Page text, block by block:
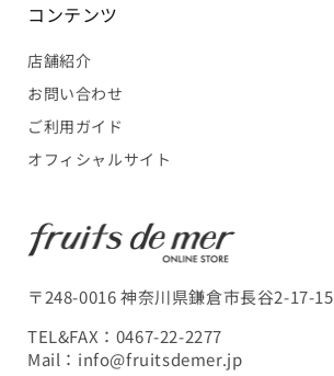
コンテンツ
店舗紹介
お問い合わせ
ご利用ガイド
オフィシャルサイト
〒248-0016 神奈川県鎌倉市長谷2-17-15
TEL&FAX： 0467-22-2277
Mail： info@fruitsdemer.jp